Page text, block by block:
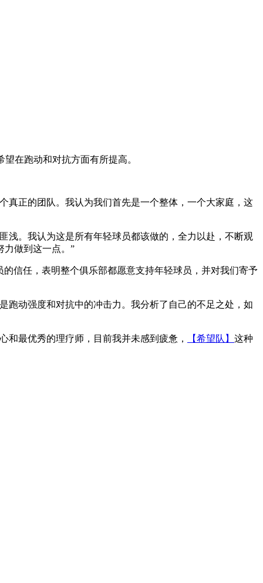
在跑动和对抗方面有所提高。
真正的团队。我认为我们首先是一个整体，一个大家庭，这
浅。我认为这是所有年轻球员都该做的，全力以赴，不断观
力做到这一点。”
信任，表明整个俱乐部都愿意支持年轻球员，并对我们寄予
跑动强度和对抗中的冲击力。我分析了自己的不足之处，如
和最优秀的理疗师，目前我并未感到疲惫， 【希望队】 这种